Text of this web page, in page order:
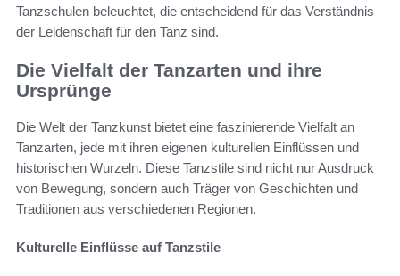
Tanzschulen beleuchtet, die entscheidend für das Verständnis
der Leidenschaft für den Tanz sind.
Die Vielfalt der Tanzarten und ihre
Ursprünge
Die Welt der Tanzkunst bietet eine faszinierende Vielfalt an
Tanzarten, jede mit ihren eigenen kulturellen Einflüssen und
historischen Wurzeln. Diese Tanzstile sind nicht nur Ausdruck
von Bewegung, sondern auch Träger von Geschichten und
Traditionen aus verschiedenen Regionen.
Kulturelle Einflüsse auf Tanzstile